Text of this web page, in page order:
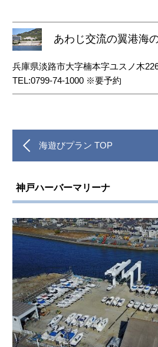
あわじ交流の翼港海
兵庫県淡路市大字楠本字ユスノ木
TEL:0799-74-1000 ※要予約
海遊びプラン TOP
神戸ハーバーマリーナ